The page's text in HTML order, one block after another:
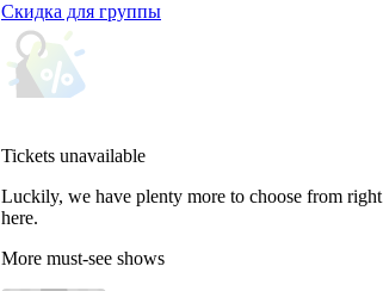
Скидка для группы
Tickets unavailable
Luckily, we have plenty more to choose from right
here.
More must-see shows